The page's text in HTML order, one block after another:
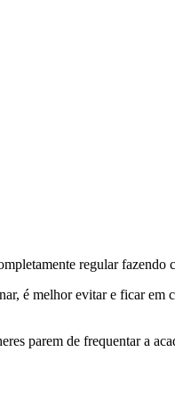
regular fazendo
é melhor evitar e ficar
parem de frequentar a